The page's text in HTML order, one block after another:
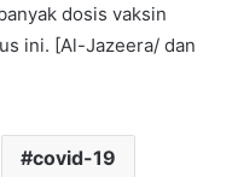
dosis vaksin
ini. [Al-Jazeera/ dan
covid-19